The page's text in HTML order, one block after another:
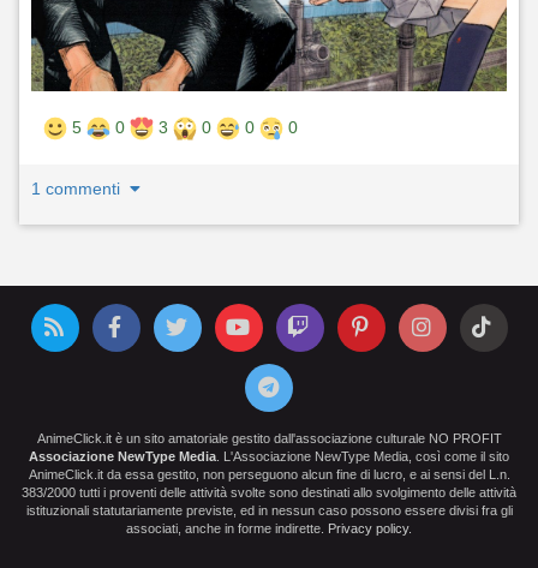
5 0 3 0 0 0
1 commenti
AnimeClick.it è un sito amatoriale gestito dall'associazione culturale NO PROFIT
Associazione NewType Media . L'Associazione NewType Media, così come il sito
AnimeClick.it da essa gestito, non perseguono alcun fine di lucro, e ai sensi del L.n.
383/2000 tutti i proventi delle attività svolte sono destinati allo svolgimento delle attività
istituzionali statutariamente previste, ed in nessun caso possono essere divisi fra gli
associati, anche in forme indirette. Privacy policy.